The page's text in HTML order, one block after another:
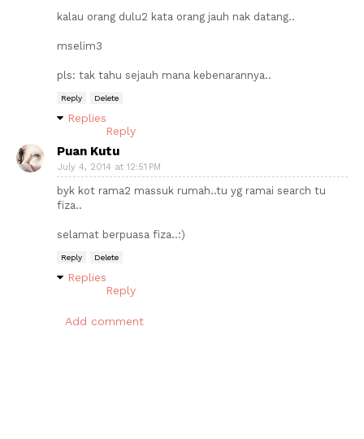
kalau orang dulu2 kata orang jauh nak datang..
mselim3
pls: tak tahu sejauh mana kebenarannya..
Reply Delete
Replies
Reply
Puan Kutu
July 4, 2014 at 12:51 PM
byk kot rama2 massuk rumah..tu yg ramai search tu
fiza..
selamat berpuasa fiza..:)
Reply Delete
Replies
Reply
Add comment